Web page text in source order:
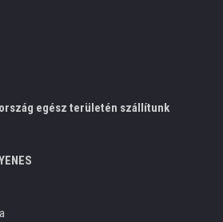
egész területén szállítunk